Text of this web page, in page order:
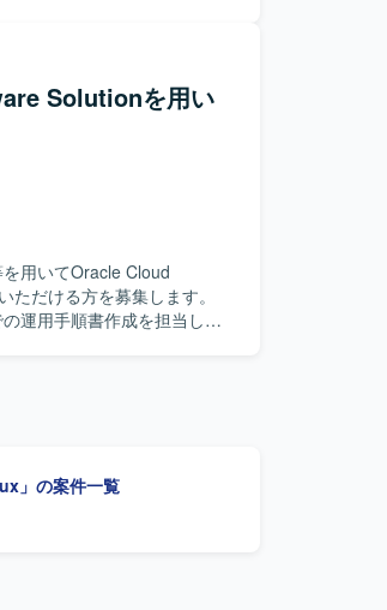
ます。 問い合わせ対応や不
できます。 【開発環
の保守開発を行います。
Solutionを用い
用いてOracle Cloud
だける方を募集します。
運用手順書作成を担当しま
」の案件一覧